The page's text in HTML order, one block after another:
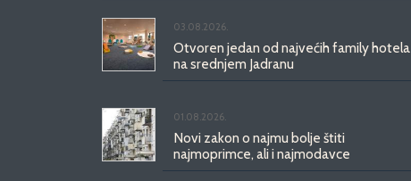
03.08.2026.
Otvoren jedan od najvećih family hotela
na srednjem Jadranu
01.08.2026.
Novi zakon o najmu bolje štiti
najmoprimce, ali i najmodavce